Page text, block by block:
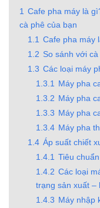
1 Cafe pha máy là
cà phê của bạn
1.1 Cafe pha máy
1.2 So sánh với
1.3 Các loại máy
1.3.1
Máy pha
1.3.2 Máy pha
1.3.3 Máy pha
1.3.4 Máy pha
1.4 Áp suất chiết
1.4.1 Tiêu
1.4.2 Các loại
trạng sản xuất –
1.4.3 Máy nhập